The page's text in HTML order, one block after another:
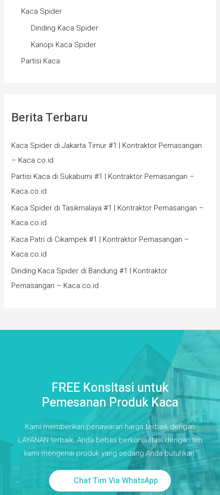
Kaca Spider
Dinding Kaca Spider
Kanopi Kaca Spider
Partisi Kaca
Berita Terbaru
Kaca Spider di Jakarta Timur #1 | Kontraktor Pemasangan
– Kaca.co.id
Partisi Kaca di Sukabumi #1 | Kontraktor Pemasangan –
Kaca.co.id
Kaca Spider di Tasikmalaya #1 | Kontraktor Pemasangan –
Kaca.co.id
Kaca Patri di Cikampek #1 | Kontraktor Pemasangan –
Kaca.co.id
Dinding Kaca Spider di Bandung #1 | Kontraktor
Pemasangan – Kaca.co.id
FREE Konsltasi untuk
Pemesanan Produk Kaca
Kami memberikan penawaran harga terbaik dengan
LAYANAN terbaik. Anda bebas berkonsultasi dengan tim
kami mengenai produk yang sedang Anda butuhkan.
Chat Tim Via WhatsApp